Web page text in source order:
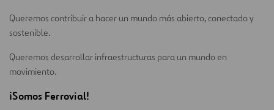
Queremos contribuir a hacer un mundo más abierto, conectado y
sostenible.
Queremos desarrollar infraestructuras para un mundo en
movimiento.
¡Somos Ferrovial!